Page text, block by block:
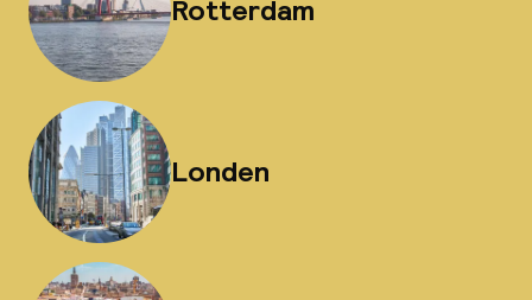
Rotterdam
Londen